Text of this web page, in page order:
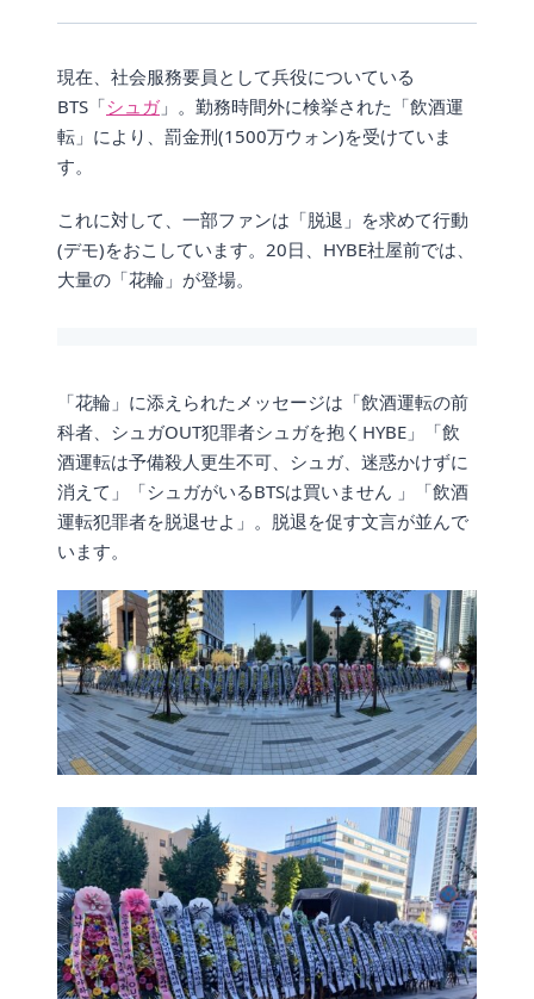
現在、社会服務要員として兵役についている
BTS「シュガ 」。勤務時間外に検挙された「飲酒運
転」により、罰金刑(1500万ウォン)を受けていま
す。
これに対して、一部ファンは「脱退」を求めて行動
(デモ)をおこしています。20日、HYBE社屋前では、
大量の「花輪」が登場。
「花輪」に添えられたメッセージは「飲酒運転の前
科者、シュガOUT犯罪者シュガを抱くHYBE」「飲
酒運転は予備殺人更生不可、シュガ、迷惑かけずに
消えて」「シュガがいるBTSは買いません 」「飲酒
運転犯罪者を脱退せよ」。脱退を促す文言が並んで
います。